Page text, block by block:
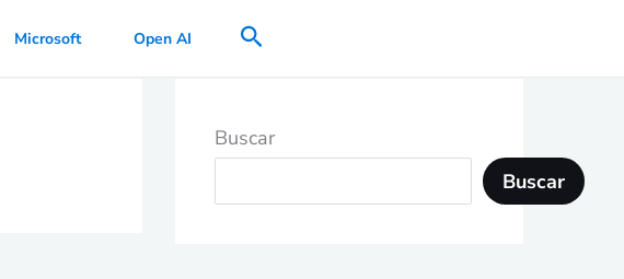
Microsoft Open AI Buscar
Buscar
Buscar